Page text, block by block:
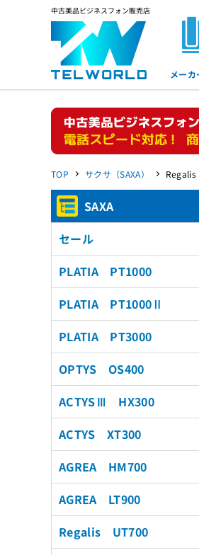
中古美品ビジネスフォン販売店
メー
TOP サクサ（SAXA）
SAXA
セール
PLATIA PT1000
PLATIA PT1000Ⅱ
PLATIA PT3000
OPTYS OS400
ACTYSⅢ HX300
ACTYS XT300
AGREA HM700
AGREA LT900
Regalis UT700